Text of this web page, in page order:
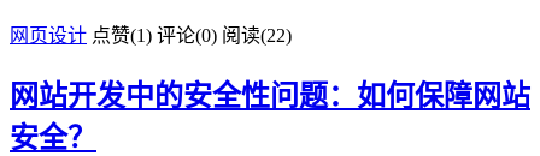
网页设计 点赞(1) 评论(0) 阅读(22)
网站开发中的安全性问题：如何保障网站
安全？